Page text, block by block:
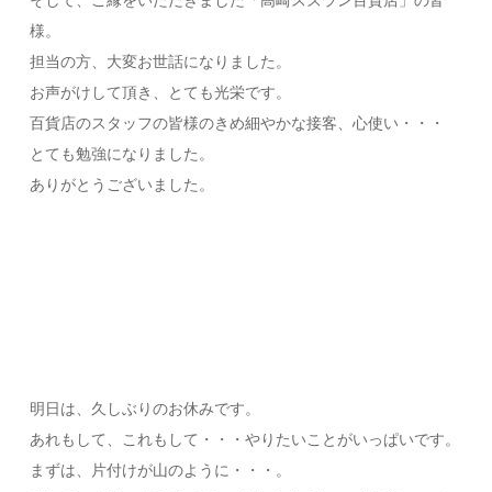
様。
担当の方、大変お世話になりました。
お声がけして頂き、とても光栄です。
百貨店のスタッフの皆様のきめ細やかな接客、心使い・・・
とても勉強になりました。
ありがとうございました。
明日は、久しぶりのお休みです。
あれもして、これもして・・・やりたいことがいっぱいです。
まずは、片付けが山のように・・・。